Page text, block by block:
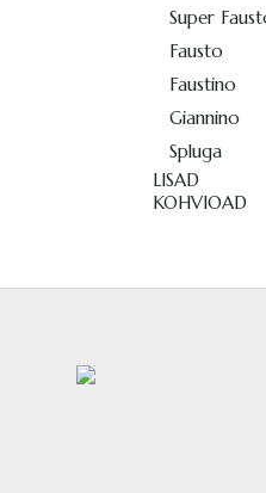
Super
Fausto
Faustino
Giannino
Spluga
LISAD
KOHVIOAD